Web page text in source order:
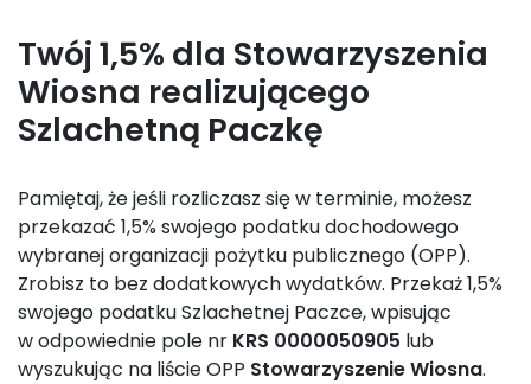
Twój 1,5% dla Stowarzyszenia
Wiosna realizującego
Szlachetną Paczkę
Pamiętaj, że jeśli rozliczasz się w terminie, możesz
przekazać 1,5% swojego podatku dochodowego
wybranej organizacji pożytku publicznego (OPP).
Zrobisz to bez dodatkowych wydatków. Przekaż 1,5%
swojego podatku Szlachetnej Paczce, wpisując
w odpowiednie pole nr KRS 0000050905 lub
wyszukując na liście OPP Stowarzyszenie Wiosna.